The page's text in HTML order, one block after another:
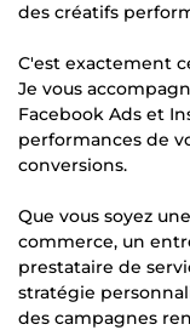
des créatifs
C'est exactement
Je vous
Facebook Ads et
performances de
conversions.
Que vous soyez
commerce, un
prestataire de
stratégie
des campagnes